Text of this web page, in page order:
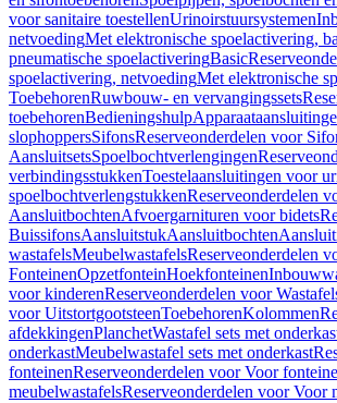
voor sanitaire toestellenUrinoirstuursystemen
netvoedingMet elektronische spoelactivering,
pneumatische spoelactiveringBasic
spoelactivering, netvoedingMet elektronische
ToebehorenRuwbouw- en vervangingssets
toebehorenBedieningshulp
slophoppersSifonsReserveonderdelen voor
AansluitsetsSpoelbochtverlengingen
verbindingsstukkenToestelaansluitingen voor
spoelbochtverlengstukkenReserveonderdelen
AansluitbochtenAfvoergarnituren voor bidets
BuissifonsAansluitstukAansluitbochten
wastafelsMeubelwastafelsReserveonderdelen
FonteinenOpzetfonteinHoekfonteinen
voor kinderenReserveonderdelen voor
voor UitstortgootsteenToebehorenKolommen
afdekkingenPlanchetWastafel sets met
onderkastMeubelwastafel sets met onderkast
fonteinenReserveonderdelen voor Voor
meubelwastafelsReserveonderdelen voor Voor